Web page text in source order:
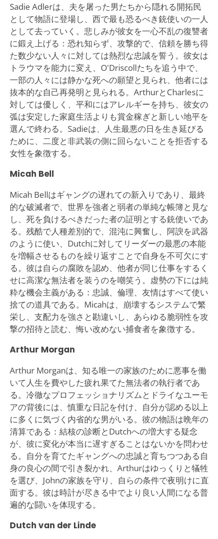
Sadie Adlerは、夫を屠った男たちから隠れる開拓民
として物語に登場し、西で最も恐るべき銃使いの一人
として去っていく。悲しみが彼女を一心不乱の復讐者
に鍛え上げる：恐れ知らず、攻撃的で、信頼を勝ち得
た数少ない人々に対しては熱烈な忠誠を誓う。彼女は
トラウマを能力に変え、O'Driscollたちを追う中で、
一部の人々には静かな死への願望と見られ、他者には
抜本的な自己再発明と見られる。ArthurとCharlesに
対しては優しく、平和にはアレルギーを持ち、彼女の
弧は安定した家庭生活よりも賞金稼ぎと新しい地平を
選んで終わる。Sadieは、人生最悪の日を生き延びる
ために、二度と非武装の側に回らないことを拒否する
女性を象徴する。
Micah Bell
Micah Bellはギャングの遅れての新入りであり、最終
的な破滅者で、世界を強者と弱者の単純な帳簿と見な
し、死を負けるべきだった者の証明とする銃使いであ
る。残酷で人種差別的で、混沌に興奮し、阿諛を武器
のように使い、Dutchに対してリーダーの最悪の本能
を増幅させるものを繰り返すことで自身を不可欠にす
る。彼は自らの腐敗を認め、他者が同じ仕事をするく
せに高潔な無法者を装うのを嘲笑う。虚勢の下には純
粋な機会主義がある：忠誠、倫理、友情はすべて使い
捨ての道具である。Micahは、崩壊するシステムで繁
栄し、支配力を強さと勘違いし、あらゆる脆弱性を攻
撃の招待と読む、悔い改めない捕食者を象徴する。
Arthur Morgan
Arthur Morganは、知る唯一の家族のために悪事を働
いて人生を費やした疲れ果てた無法者の執行者であ
る。冷徹なプロフェッショナリズムとドライなユーモ
アの背後には、慎重な日記を付け、自分が認める以上
に多くに気づく内省的な男がいる。彼の物語は晩年の
清算である：結核の診断とDutchへの増大する疑念
が、彼に変化が本当に遅すぎることはないかを問わせ
る。自分を育てたギャングへの忠誠と育ちつつある自
身の良心の間で引き裂かれ、Arthurはゆっくりと犠牲
を選び、Johnの家族を守り、自らの条件で夜明けに直
面する。彼は時計が尽きる中でより良い人間になる普
遍的な闘いを体現する。
Dutch van der Linde